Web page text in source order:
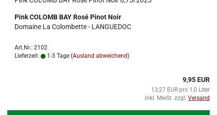
Pink COLOMB BAY Rosé Pinot Noir
Domaine La Colombette - LANGUEDOC
Art.Nr.: 2102
Lieferzeit:
1-3 Tage (Ausland abweichend)
9,95 EUR
13,27 EUR pro 1,0 Liter
inkl. MwSt. zzgl. Versand